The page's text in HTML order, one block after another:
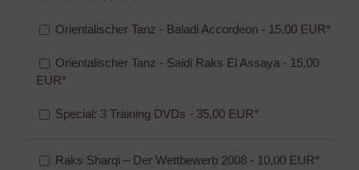
Orientalischer Tanz - Baladi Accordeon - 15,00 EUR*
Orientalischer Tanz - Saidi Raks El Assaya - 15,00
EUR*
Special: 3 Training DVDs - 35,00 EUR*
Raks Sharqi – Der Wettbewerb 2008 - 10,00 EUR*